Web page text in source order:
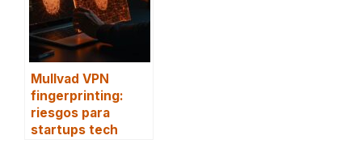
Mullvad VPN
fingerprinting:
riesgos para
startups tech